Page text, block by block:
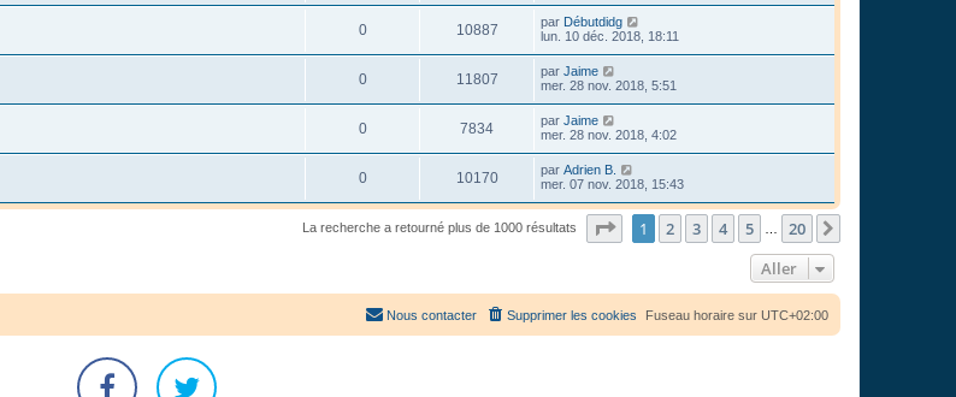
0 10887 par Débutdidg
lun. 10 déc. 2018, 18:11
0 11807 par Jaime
mer. 28 nov. 2018, 5:51
0 7834 par Jaime
mer. 28 nov. 2018, 4:02
0 10170 par Adrien B.
mer. 07 nov. 2018, 15:43
La recherche a retourné plus de 1000 résultats Page sur20
1 2 3 4 5 20
Aller
Fuseau horaire sur UTC+02:00
Supprimer les cookies
Nous contacter